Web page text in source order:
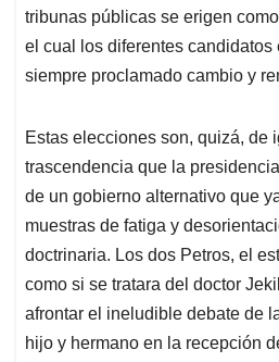
p
k
n
tribunas públicas se erigen
el cual los diferentes candidatos
siempre proclamado cambio y
Estas elecciones son, quizá, de
trascendencia que la
de un gobierno alternativo que
muestras de fatiga y
doctrinaria. Los dos Petros, el
como si se tratara del doctor
afrontar el ineludible debate de
hijo y hermano en la recepción